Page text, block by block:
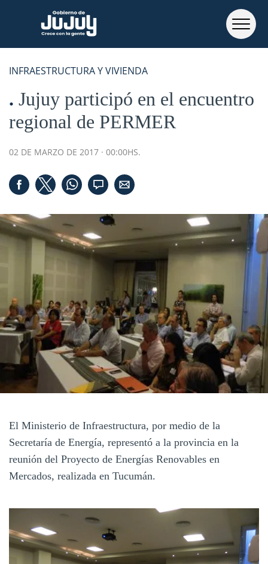
INFRAESTRUCTURA Y VIVIENDA
Jujuy participó en el encuentro
regional de PERMER
02 DE MARZO DE 2017 · 00:00HS.
El Ministerio de Infraestructura, por medio de la
Secretaría de Energía, representó a la provincia en la
reunión del Proyecto de Energías Renovables en
Mercados, realizada en Tucumán.